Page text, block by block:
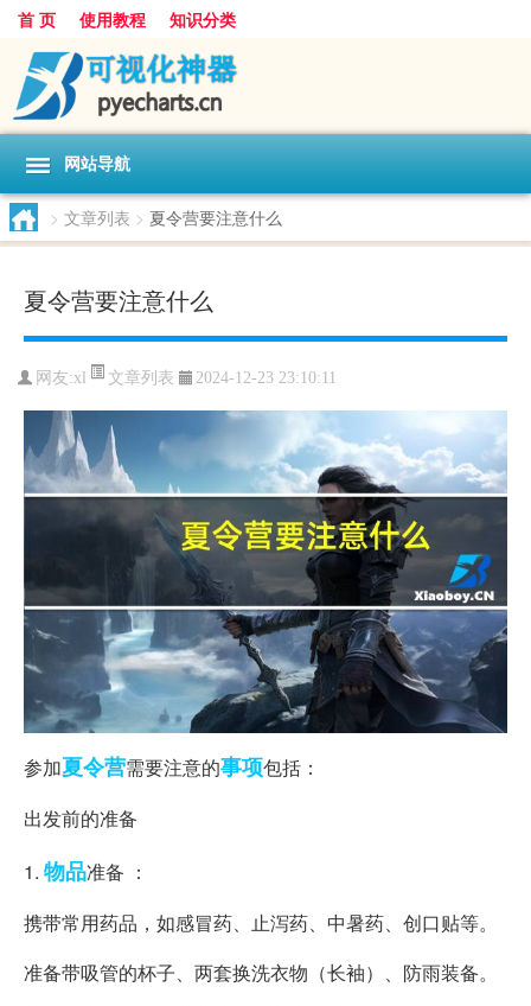
首 页 使用教程 知识分类
网站导航
> 文章列表 > 夏令营要注意什么
夏令营要注意什么
网友:xl 文章列表 2024-12-23 23:10:11
参加夏令营需要注意的事项包括：
出发前的准备
1. 物品准备 ：
携带常用药品，如感冒药、止泻药、中暑药、创口贴等。
准备带吸管的杯子、两套换洗衣物（长袖）、防雨装备。